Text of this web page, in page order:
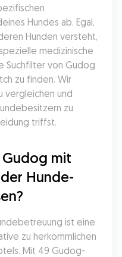
Hundes ab. Egal,
Hunden versteht,
medizinische
Suchfilter von Gudog
zu finden. Wir
vergleichen und
zu
triffst.
mit
Hunde-
ist eine
zu herkömmlichen
Mit 49 Gudog-